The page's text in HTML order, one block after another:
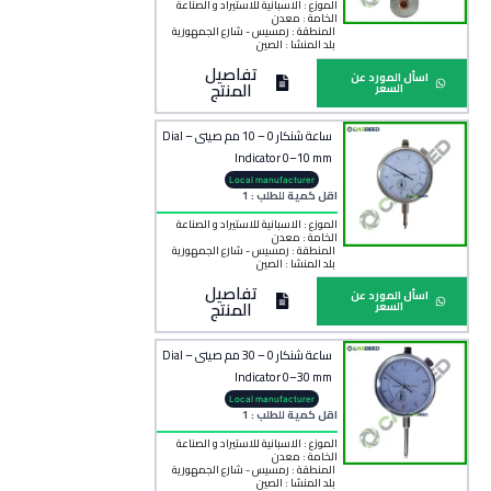
الموزع : الاسبانية للاستيراد و الصناعة
الخامة : معدن
المنطقة : رمسيس - شارع الجمهورية
بلد المنشأ : الصين
اسأل المورد عن
السعر تفاصيل
المنتج
ساعة شنكار 0 – 10 مم صينى – Dial
Indicator 0–10 mm
Local manufacturer
اقل كمية للطلب : 1
الموزع : الاسبانية للاستيراد و الصناعة
الخامة : معدن
المنطقة : رمسيس - شارع الجمهورية
بلد المنشأ :الصين
اسأل المورد عن
السعر تفاصيل
المنتج
ساعة شنكار 0 – 30 مم صينى – Dial
Indicator 0–30 mm
Local manufacturer
اقل كمية للطلب : 1
الموزع : الاسبانية للاستيراد و الصناعة
الخامة : معدن
المنطقة : رمسيس - شارع الجمهورية
بلد المنشأ :الصين